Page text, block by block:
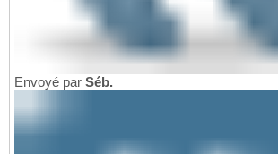
Envoyé par Séb.